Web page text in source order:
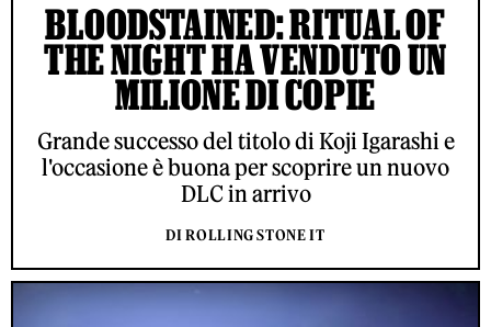
BLOODSTAINED: RITUAL OF
THE NIGHT HA VENDUTO UN
MILIONE DI COPIE
Grande successo del titolo di Koji Igarashi e
l'occasione è buona per scoprire un nuovo
DLC in arrivo
DI ROLLING STONE IT